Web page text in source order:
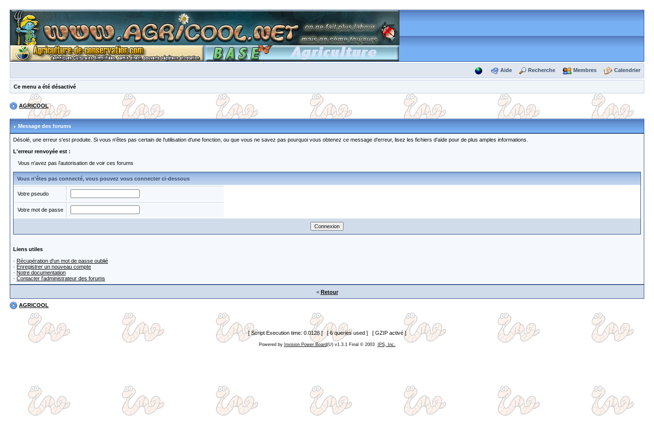
Aide Recherche Membres Calendrier
Ce menu a été désactivé
AGRICOOL
Message des forums
Désolé, une erreur s'est produite. Si vous n'êtes pas certain de l'utilisation d'une fonction, ou que vous ne savez pas pourquoi vous obtenez ce message d'erreur, lisez les fichiers d'aide pour de plus amples informations.
L'erreur renvoyée est :
Vous n'avez pas l'autorisation de voir ces forums
Vous n'êtes pas connecté, vous pouvez vous connecter ci-dessous
Votre pseudo
Votre mot de passe
Liens utiles
· Récupération d'un mot de passe oublié
· Enregistrer un nouveau compte
· Notre documentation
· Contacter l'administrateur des forums
< Retour
AGRICOOL
[ Script Execution time: 0.0128 ] [ 6 queries used ] [ GZIP activé ]
Powered by Invision Power Board(U) v1.3.1 Final © 2003 IPS, Inc.